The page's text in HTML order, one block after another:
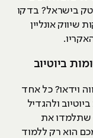
בישראל? בדקו
שיווק אונליין
ביוטיוב
וידאו? כל אחד
ולהגדיל
שתלמדו את
הוא רק ללמוד